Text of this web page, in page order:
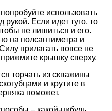
использовать
Если идет туго, то
не лишиться и его.
на полсантиметра и
прилагать вовсе не
крышку сверху.
торчать из скважины
и крутите в
поможет.